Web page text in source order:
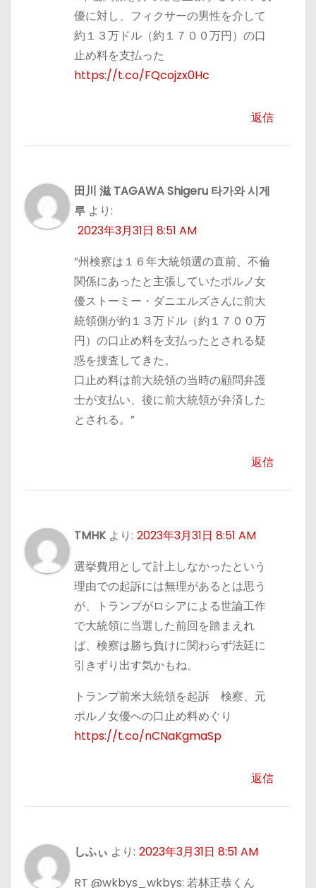
優に対し、フィクサーの男性を介して
約１３万ドル（約１７００万円）の口
止め料を支払った
https://t.co/FQcojzx0Hc
返信
田川 滋 TAGAWA Shigeru 타가와 시게
루 より:
2023年3月31日 8:51 AM
”州検察は１６年大統領選の直前、不倫
関係にあったと主張していたポルノ女
優ストーミー・ダニエルズさんに前大
統領側が約１３万ドル（約１７００万
円）の口止め料を支払ったとされる疑
惑を捜査してきた。
口止め料は前大統領の当時の顧問弁護
士が支払い、後に前大統領が弁済した
とされる。”
返信
TMHK より: 2023年3月31日 8:51 AM
選挙費用として計上しなかったという
理由での起訴には無理があるとは思う
が、トランプがロシアによる世論工作
で大統領に当選した前回を踏まえれ
ば、検察は勝ち負けに関わらず法廷に
引きずり出す気かもね。
トランプ前米大統領を起訴 検察、元
ポルノ女優への口止め料めぐり
https://t.co/nCNaKgmaSp
返信
しふぃ より: 2023年3月31日 8:51 AM
RT @wkbys_wkbys: 若林正恭くん